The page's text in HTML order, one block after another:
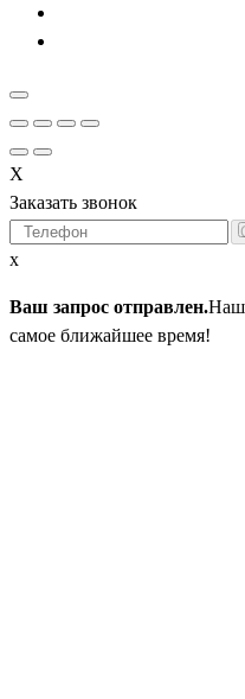
X
Заказать звонок
x
Ваш запрос отправлен.Наш
самое ближайшее время!